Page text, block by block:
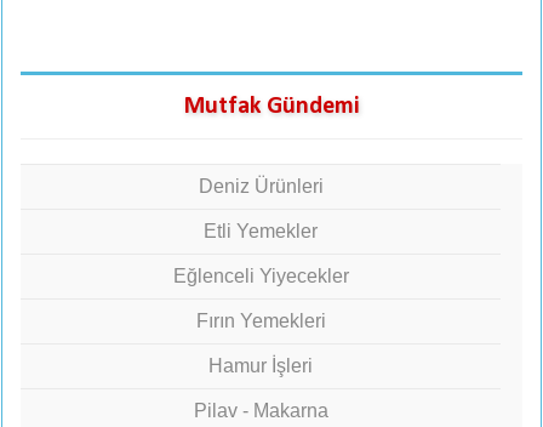
Mutfak Gündemi
Deniz Ürünleri
Etli Yemekler
Eğlenceli Yiyecekler
Fırın Yemekleri
Hamur İşleri
Pilav - Makarna